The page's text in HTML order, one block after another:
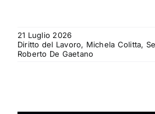
21 Luglio 2026
Diritto del Lavoro, Michela Colitta,
Roberto De Gaetano